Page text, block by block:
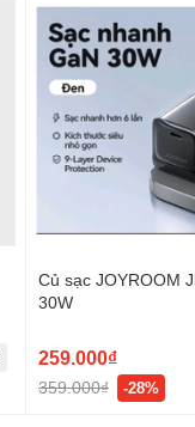
Củ sạc JOYROOM
30W
259.000₫
359.000₫ -28%